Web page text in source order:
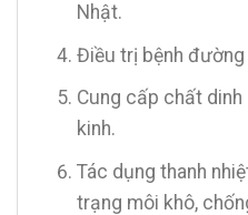
Nhật.
Điều trị bệnh
Cung cấp chất
kinh.
Tác dụng thanh
trạng môi khô,